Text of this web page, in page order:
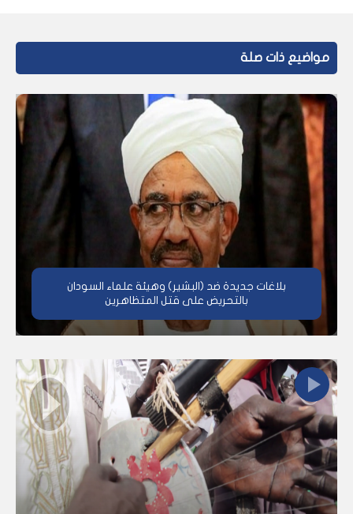
مواضيع ذات صلة
بلاغات جديدة ضد (البشير) وهيئة علماء السودان
بالتحريض على قتل المتظاهرين